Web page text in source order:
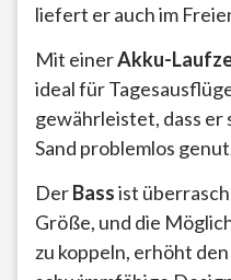
liefert er auch im
Mit einerAkku-
ideal für
gewährleistet, dass er
Sand problemlos
DerBassist
Größe, und die
zu koppeln, erhöht